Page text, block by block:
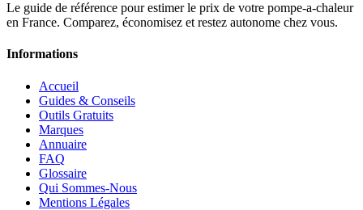
Le guide de référence pour estimer le prix de votre pompe-a-chaleur
en France. Comparez, économisez et restez autonome chez vous.
Informations
Accueil
Guides & Conseils
Outils Gratuits
Marques
Annuaire
FAQ
Glossaire
Qui Sommes-Nous
Mentions Légales